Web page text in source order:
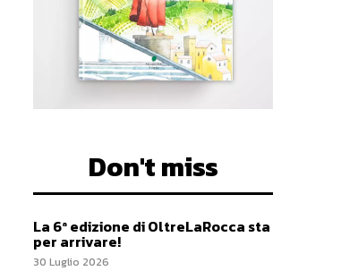
Don't miss
La 6ª edizione di OltreLaRocca sta
per arrivare!
30 Luglio 2026